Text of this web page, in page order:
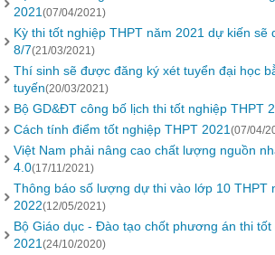
2021 (07/04/2021)
Kỳ thi tốt nghiệp THPT năm 2021 dự kiến sẽ
8/7(21/03/2021)
Thí sinh sẽ được đăng ký xét tuyển đại học
tuyến(20/03/2021)
Bộ GD&ĐT công bố lịch thi tốt nghiệp THPT
Cách tính điểm tốt nghiệp THPT 2021 (07/04/
Việt Nam phải nâng cao chất lượng nguồn
4.0(17/11/2021)
Thông báo số lượng dự thi vào lớp 10 THPT
2022(12/05/2021)
Bộ Giáo dục - Đào tạo chốt phương án thi tốt
2021 (24/10/2020)